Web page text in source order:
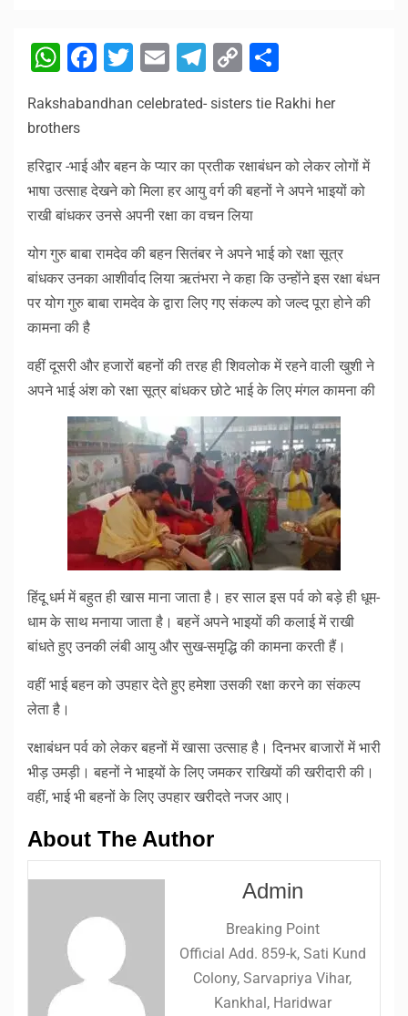
WhatsApp
Facebook
Twitter
EmailTelegram
Copy
Rakshabandhan celebrated- sisters tie Rakhi her
brothers
हरिद्वार -भाई और बहन के प्यार का प्रतीक रक्षाबंधन को लेकर लोगों में
भाषा उत्साह देखने को मिला हर आयु वर्ग की बहनों ने अपने भाइयों को
राखी बांधकर उनसे अपनी रक्षा का वचन लिया
योग गुरु बाबा रामदेव की बहन सितंबर ने अपने भाई को रक्षा सूत्र
बांधकर उनका आशीर्वाद लिया ऋतंभरा ने कहा कि उन्होंने इस रक्षा बंधन
पर योग गुरु बाबा रामदेव के द्वारा लिए गए संकल्प को जल्द पूरा होने की
कामना की है
वहीं दूसरी और हजारों बहनों की तरह ही शिवलोक में रहने वाली खुशी ने
अपने भाई अंश को रक्षा सूत्र बांधकर छोटे भाई के लिए मंगल कामना की
हिंदू धर्म में बहुत ही खास माना जाता है। हर साल इस पर्व को बड़े ही धूम-
धाम के साथ मनाया जाता है। बहनें अपने भाइयों की कलाई में राखी
बांधते हुए उनकी लंबी आयु और सुख-समृद्धि की कामना करती हैं।
वहीं भाई बहन को उपहार देते हुए हमेशा उसकी रक्षा करने का संकल्प
लेता है।
रक्षाबंधन पर्व को लेकर बहनों में खासा उत्साह है। दिनभर बाजारों में भारी
भीड़ उमड़ी। बहनों ने भाइयों के लिए जमकर राखियों की खरीदारी की।
वहीं, भाई भी बहनों के लिए उपहार खरीदते नजर आए।
About The Author
Admin
Breaking Point
Official Add. 859-k, Sati Kund
Colony, Sarvapriya Vihar,
Kankhal, Haridwar